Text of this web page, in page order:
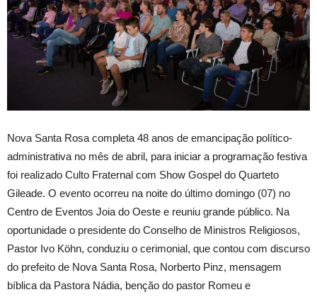
Nova Santa Rosa completa 48 anos de emancipação político-
administrativa no mês de abril, para iniciar a programação festiva
foi realizado Culto Fraternal com Show Gospel do Quarteto
Gileade. O evento ocorreu na noite do último domingo (07) no
Centro de Eventos Joia do Oeste e reuniu grande público. Na
oportunidade o presidente do Conselho de Ministros Religiosos,
Pastor Ivo Köhn, conduziu o cerimonial, que contou com discurso
do prefeito de Nova Santa Rosa, Norberto Pinz, mensagem
bíblica da Pastora Nádia, benção do pastor Romeu e